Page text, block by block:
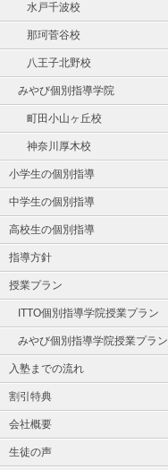
水戸千波校
那珂菅谷校
八王子北野校
みやび個別指導学院
町田小山ヶ丘校
神奈川厚木校
小学生の個別指導
中学生の個別指導
高校生の個別指導
指導方針
授業プラン
ITTO個別指導学院授業プラン
みやび個別指導学院授業プラン
入塾までの流れ
割引特典
会社概要
生徒の声